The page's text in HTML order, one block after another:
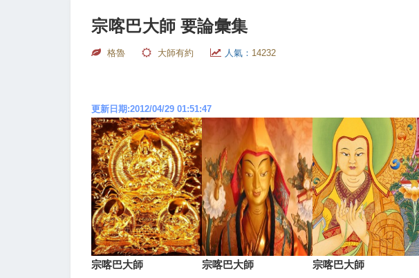
宗喀巴大師 要論彙集
格魯 大師有約 人氣： 14232
更新日期:2012/04/29 01:51:47
宗喀巴大師 宗喀巴大師 宗喀巴大師